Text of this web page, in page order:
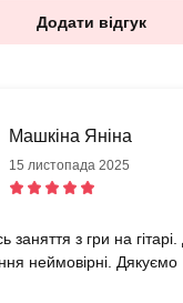
Додати відгук
Машкіна Яніна
15 листопада 2025
заняття з гри на
неймовірні. Дякуємо